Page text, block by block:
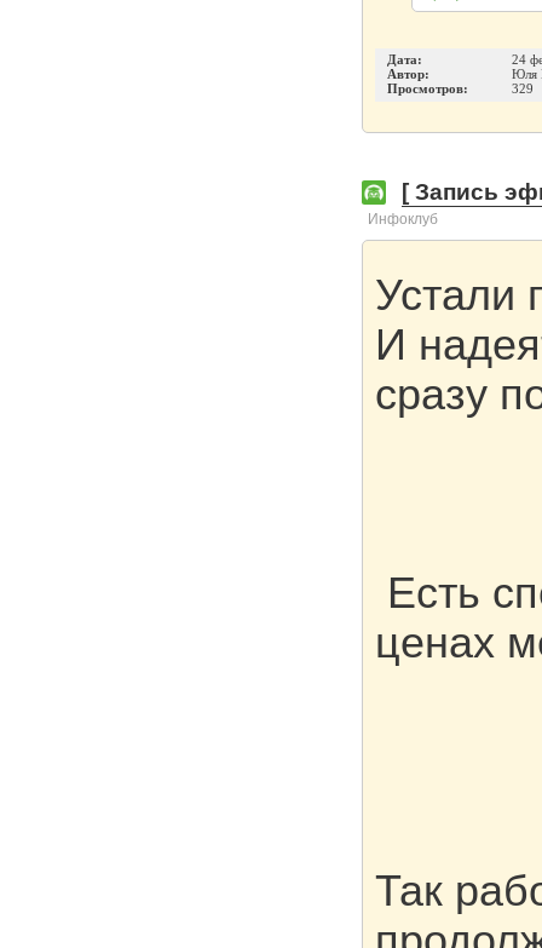
Дата:
24
Автор:
Юля
Просмотров:
329
[ Запись
Инфоклуб
Устали
И
сразу
Есть
ценах
Так